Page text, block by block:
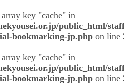
key "cache" in
public_html/
bookmarking-jp.php on line
key "cache" in
public_html/
bookmarking-jp.php on line